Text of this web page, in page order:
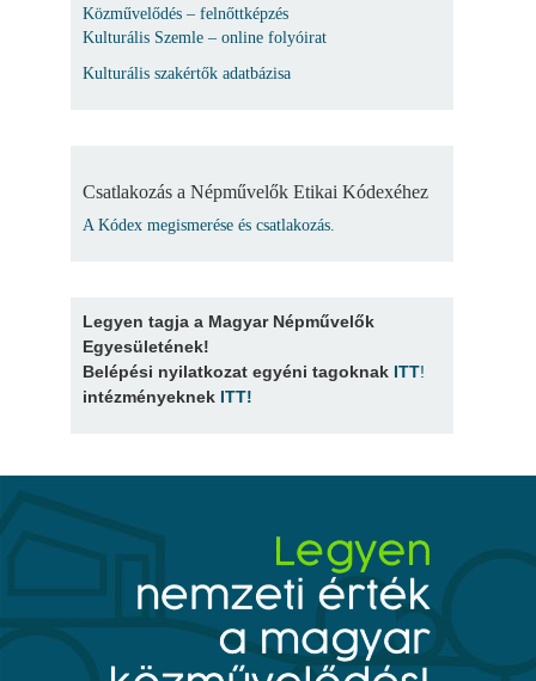
Közművelődés – felnőttképzés
Kulturális Szemle – online folyóirat
Kulturális szakértők adatbázisa
Csatlakozás a Népművelők Etikai Kódexéhez
A Kódex megismerése és csatlakozás.
Legyen tagja a Magyar Népművelők
Egyesületének!
Belépési nyilatkozat egyéni tagoknak ITT!
intézményeknek ITT!